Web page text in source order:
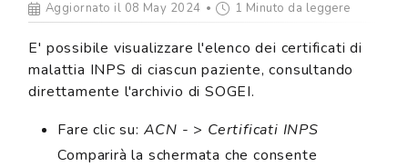
Aggiornato il 08 May 2024 1 Minuto da leggere
E' possibile visualizzare l'elenco dei certificati di
malattia INPS di ciascun paziente, consultando
direttamente l'archivio di SOGEI.
Fare clic su: ACN - > Certificati INPS
Comparirà la schermata che consente